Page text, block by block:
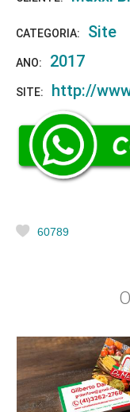
CATEGORIA: Site
ANO: 2017
SITE: http://
60789